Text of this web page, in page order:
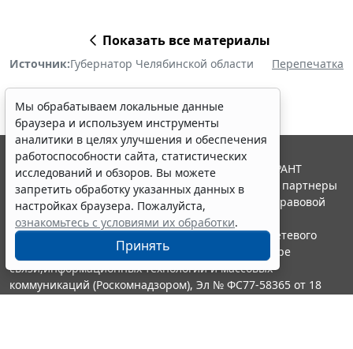
Показать все материалы
Источник:Губернатор Челябинской области Перепечатка
Мы обрабатываем локальные данные
браузера и используем инструменты
аналитики в целях улучшения и обеспечения
работоспособности сайта, статистических
исследований и обзоров. Вы можете
запретить обработку указанных данных в
настройках браузера. Пожалуйста,
ознакомьтесь с условиями их обработки.
Принять
© ООО "НПП "ГАРАНТ-СЕРВИС", 2026. Система ГАРАНТ
выпускается с 1990 года. Компания "Гарант" и ее партнеры
являются участниками Российской ассоциации правовой
информации ГАРАНТ.
Портал ГАРАНТ.РУ зарегистрирован в качестве сетевого
издания Федеральной службой по надзору в сфере
связи,информационных технологий и массовых
коммуникаций (Роскомнадзором), Эл № ФС77-58365 от 18